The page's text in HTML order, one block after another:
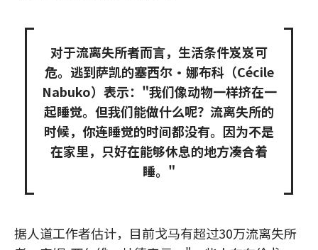
对于流离失所者而言，生活条件岌岌可
危。逃到萨凯的塞西尔·娜布科（Cécile
Nabuko）表示："我们像动物一样挤在一
起睡觉。但我们能做什么呢？流离失所的
时候，你连睡觉的时间都没有。因为不是
在家里，只好在能够休息的地方凑合着
睡。"
据人道工作者估计，目前戈马有超过30万流离失所